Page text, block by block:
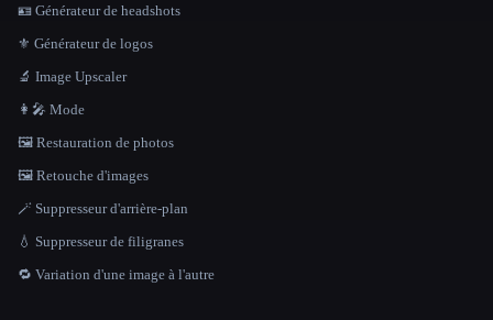
🪪 Générateur de headshots
⚜️ Générateur de logos
🔬 Image Upscaler
👩‍🎤 Mode
🖼️ Restauration de photos
🖼️ Retouche d'images
🪄 Suppresseur d'arrière-plan
💧 Suppresseur de filigranes
🔁 Variation d'une image à l'autre